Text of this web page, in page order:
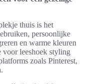
thuis is het
persoonlijke
en warme kleuren
voor leeshoek styling
zoals Pinterest,